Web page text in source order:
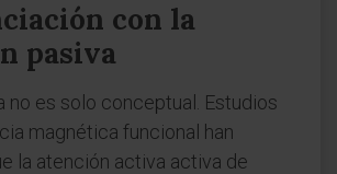
con la
pasiva
no es solo conceptual. Estudios
magnética funcional han
la atención activa activa de